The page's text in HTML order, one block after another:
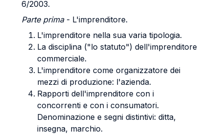
6/2003.
Parte prima - L'imprenditore.
L'imprenditore nella sua varia tipologia.
La disciplina ("lo statuto") dell'imprenditore
commerciale.
L'imprenditore come organizzatore dei
mezzi di produzione: l'azienda.
Rapporti dell'imprenditore con i
concorrenti e con i consumatori.
Denominazione e segni distintivi: ditta,
insegna, marchio.